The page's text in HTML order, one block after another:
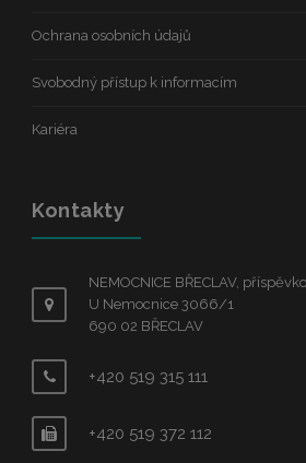
Ochrana osobních údajů
Svobodný přístup k informacím
Kariéra
Kontakty
NEMOCNICE BŘECLAV,
U Nemocnice 3066/1
690 02 BŘECLAV
+420 519 315 111
+420 519 372 112